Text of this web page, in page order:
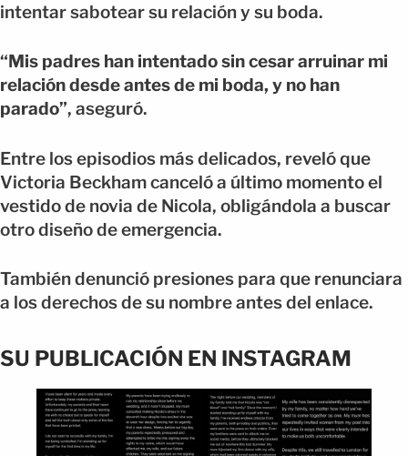
intentar sabotear su relación y su boda.
“Mis padres han intentado sin cesar arruinar mi
relación desde antes de mi boda, y no han
parado”, aseguró.
Entre los episodios más delicados, reveló que
Victoria Beckham canceló a último momento el
vestido de novia de Nicola, obligándola a buscar
otro diseño de emergencia.
También denunció presiones para que renunciara
a los derechos de su nombre antes del enlace.
SU PUBLICACIÓN EN INSTAGRAM